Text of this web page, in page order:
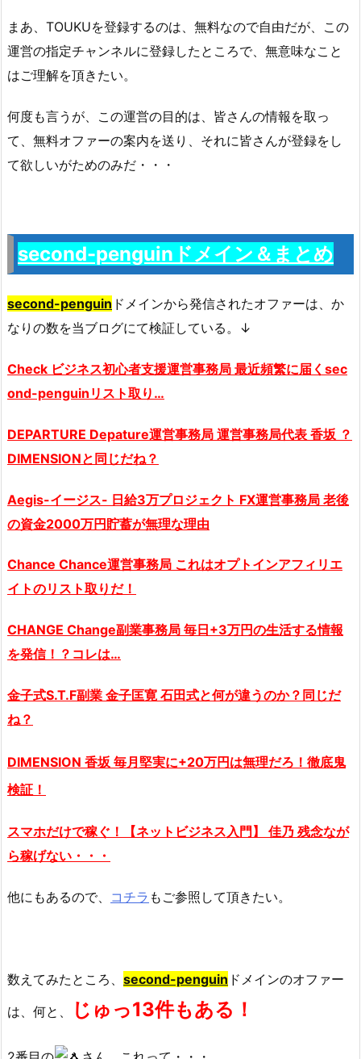
まあ、TOUKUを登録するのは、無料なので自由だが、この
運営の指定チャンネルに登録したところで、無意味なこと
はご理解を頂きたい。
何度も言うが、この運営の目的は、皆さんの情報を取っ
て、無料オファーの案内を送り、それに皆さんが登録をし
て欲しいがためのみだ・・・
second-penguinドメイン＆まとめ
second-penguin ドメインから発信されたオファーは、か
なりの数を当ブログにて検証している。↓
Check ビジネス初心者支援運営事務局 最近頻繁に届く sec
ond-penguin リスト取り…
DEPARTURE Depature運営事務局 運営事務局代表 香坂 ？
DIMENSIONと同じだね？
Aegis-イージス- 日給3万プロジェクト FX運営事務局 老後
の資金2000万円貯蓄が無理な理由
Chance Chance運営事務局 これはオプトインアフィリエ
イトのリスト取りだ！
CHANGE Change副業事務局 毎日+3万円の生活する情報
を発信！？コレは…
金子式S.T.F副業 金子匡寛 石田式と何が違うのか？同じだ
ね？
DIMENSION 香坂 毎月堅実に+20万円は無理だろ！徹底鬼
検証！
スマホだけで稼ぐ！【ネットビジネス入門】 佳乃 残念なが
ら稼げない・・・
他にもあるので、 コチラ もご参照して頂きたい。
数えてみたところ、 second-penguin ドメインのオファー
は、何と、
じゅっ13件もある！